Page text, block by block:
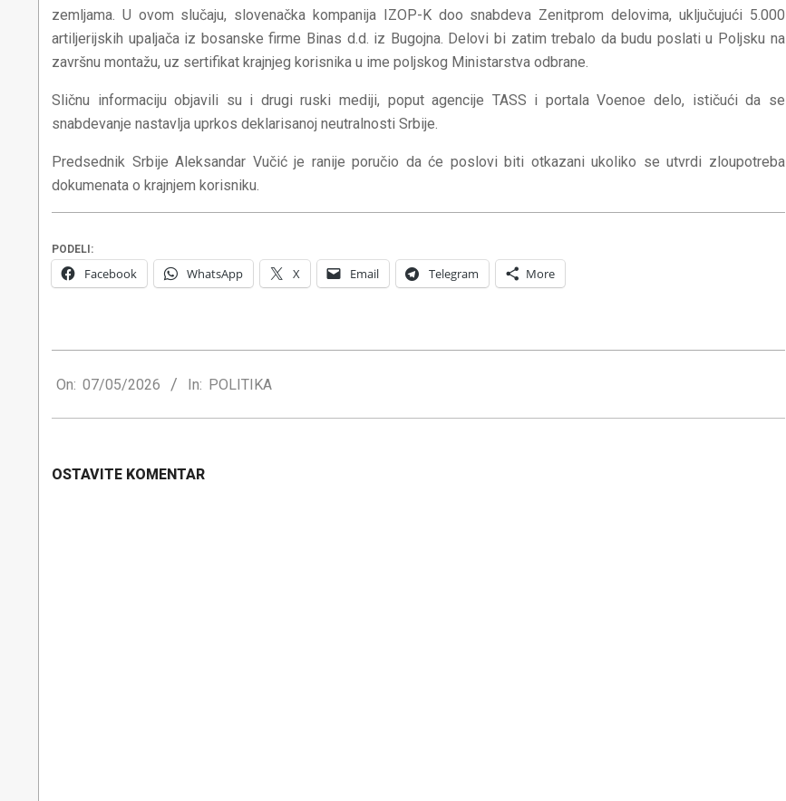
zemljama. U ovom slučaju, slovenačka kompanija IZOP-K doo snabdeva Zenitprom delovima, uključujući 5.000
artiljerijskih upaljača iz bosanske firme Binas d.d. iz Bugojna. Delovi bi zatim trebalo da budu poslati u Poljsku na
završnu montažu, uz sertifikat krajnjeg korisnika u ime poljskog Ministarstva odbrane.
Sličnu informaciju objavili su i drugi ruski mediji, poput agencije TASS i portala Voenoe delo, ističući da se
snabdevanje nastavlja uprkos deklarisanoj neutralnosti Srbije.
Predsednik Srbije Aleksandar Vučić je ranije poručio da će poslovi biti otkazani ukoliko se utvrdi zloupotreba
dokumenata o krajnjem korisniku.
PODELI:
Facebook WhatsApp X Email Telegram More
05-
On: 07/05/2026 In: POLITIKA
OSTAVITE KOMENTAR